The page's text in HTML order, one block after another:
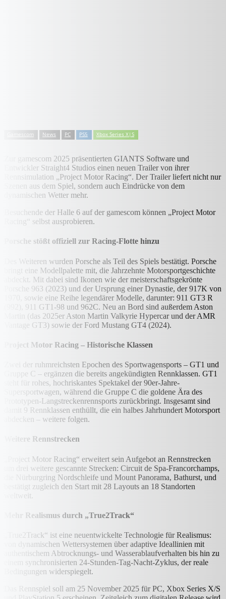
Gamescom News PC PS5 Xbox Series X|S
Zur gamescom 2025 präsentierten GIANTS Software und
Entwickler Straight4 Studios einen neuen Trailer von ihrer
Rennsimulation „Project Motor Racing“. Der Trailer liefert nicht nur
Szenen aus dem Spiel, sondern auch Eindrücke von dem
dynamischen Wetter mehr.
Besuchende der Halle 6 auf der gamescom können „Project Motor
Racing“ selbst ausprobieren.
Porsche stößt offiziell zur Racing-Flotte hinzu
Des Weiteren wurden Porsche als Teil des Spiels bestätigt. Porsche
bringt eine Modellpalette mit, die Jahrzehnte Motorsportgeschichte
abdeckt. Mit dabei sind Ikonen wie der meisterschaftsgekrönte
Porsche 963 (2023) und der Ursprung einer Dynastie, der 917K von
1970, sowie eine Reihe legendärer Modelle, darunter: 911 GT3 R
(992), 911 GT1-98 und 962C. Neu an Bord sind außerdem Aston
Martin (das 2025er Aston Martin Valkyrie Hypercar und der AMR
Vantage GT3) sowie der Ford Mustang GT4 (2024).
Project Motor Racing – Historische Klassen
Zwei der ruhmreichsten Epochen des Sportwagensports – GT1 und
Gruppe C – ergänzen die bereits angekündigten Rennklassen. GT1
steht für rohes, hochriskantes Spektakel der 90er-Jahre-
Supersportwagen, während die Gruppe C die goldene Ära des
Prototypen-Langstreckenrennsports zurückbringt. Insgesamt sind
damit 9 Rennklassen enthüllt, die ein halbes Jahrhundert Motorsport
abdecken – weitere folgen.
Weitere Rennstrecken
„Project Motor Racing“ erweitert sein Aufgebot an Rennstrecken
um drei weitere gescannte Strecken: Circuit de Spa-Francorchamps,
die Nürburgring Nordschleife und Mount Panorama, Bathurst, und
bestätigt zugleich den Start mit 28 Layouts an 18 Standorten
weltweit.
Mehr Realismus durch „True2Track“
„True2Track“ ist eine neuentwickelte Technologie für Realismus:
von dynamischen Wettersystemen über adaptive Ideallinien mit
authentischem Abtrocknungs- und Wasserablaufverhalten bis hin zu
einem synchronisierten 24-Stunden-Tag-Nacht-Zyklus, der reale
Bedingungen widerspiegelt.
Das Rennspiel soll am 25 November 2025 für PC, Xbox Series X/S